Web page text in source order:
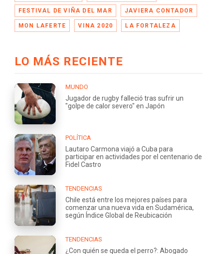
FESTIVAL DE VIÑA DEL MAR JAVIERA CONTADOR
MON LAFERTE VINA 2020 LA FORTALEZA
LO MÁS RECIENTE
MUNDO
Jugador de rugby falleció tras sufrir un
"golpe de calor severo" en Japón
POLÍTICA
Lautaro Carmona viajó a Cuba para
participar en actividades por el centenario de
Fidel Castro
TENDENCIAS
Chile está entre los mejores países para
comenzar una nueva vida en Sudamérica,
según Índice Global de Reubicación
TENDENCIAS
¿Con quién se queda el perro?: Abogado